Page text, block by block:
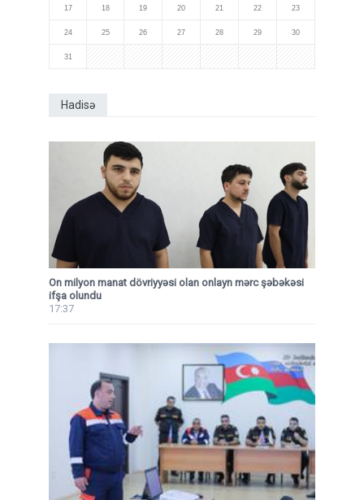
17 18 19 20 21 22 23
24 25 26 27 28 29 30
31
Hadisə
On milyon manat dövriyyəsi olan onlayn mərc şəbəkəsi
ifşa olundu
17:37